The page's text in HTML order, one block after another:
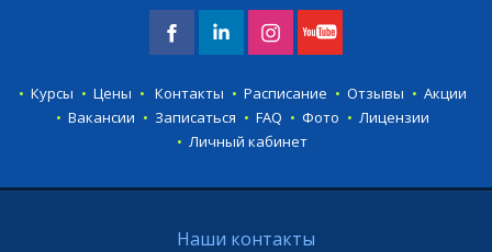
Курсы Цены Контакты Расписание Отзывы
Акции
Вакансии
Записаться FAQ Фото
Лицензии
Личный кабинет
Наши контакты